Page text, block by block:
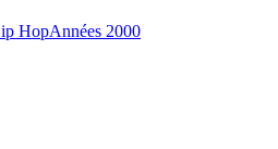
HopAnnées 2000